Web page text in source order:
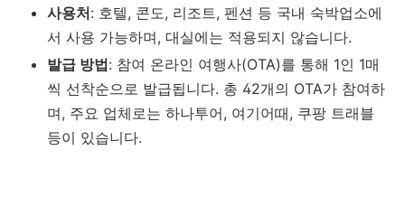
사용처: 호텔, 콘도, 리조트, 펜션 등 국내 숙박업소에
서 사용 가능하며, 대실에는 적용되지 않습니다.
발급 방법: 참여 온라인 여행사(OTA)를 통해 1인 1매
씩 선착순으로 발급됩니다. 총 42개의 OTA가 참여하
며, 주요 업체로는 하나투어, 여기어때, 쿠팡 트래블
등이 있습니다.